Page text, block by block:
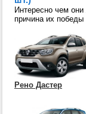
Интересно чем
причина их
Рено Дастер